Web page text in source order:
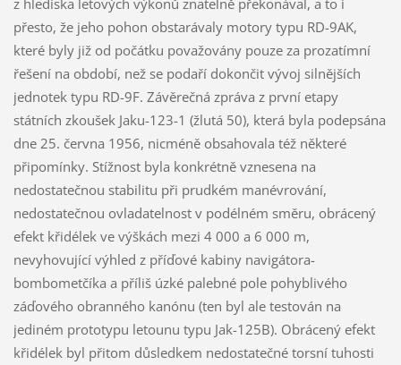
přesto, že jeho pohon obstarávaly motory typu RD-9AK,
které byly již od počátku považovány pouze za prozatímní
řešení na období, než se podaří dokončit vývoj silnějších
jednotek typu RD-9F. Závěrečná zpráva z první etapy
státních zkoušek Jaku-123-1 (žlutá 50), která byla podepsána
dne 25. června 1956, nicméně obsahovala též některé
připomínky. Stížnost byla konkrétně vznesena na
nedostatečnou stabilitu při prudkém manévrování,
nedostatečnou ovladatelnost v podélném směru, obrácený
efekt křidélek ve výškách mezi 4 000 a 6 000 m,
nevyhovující výhled z příďové kabiny navigátora-
bombometčíka a příliš úzké palebné pole pohyblivého
záďového obranného kanónu (ten byl ale testován na
jediném prototypu letounu typu Jak-125B). Obrácený efekt
křidélek byl přitom důsledkem nedostatečné torsní tuhosti